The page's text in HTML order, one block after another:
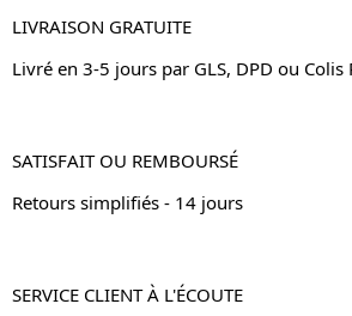
LIVRAISON GRATUITE
Livré en 3-5 jours par GLS, DPD ou Colis
SATISFAIT OU REMBOURSÉ
Retours simplifiés - 14 jours
SERVICE CLIENT À L'ÉCOUTE